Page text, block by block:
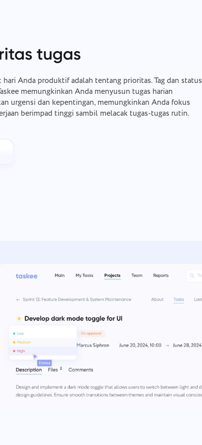
tugas
hari Anda produktif adalah tentang prioritas. Tag dan status
memungkinkan Anda menyusun tugas harian
urgensi dan kepentingan, memungkinkan Anda fokus
berimpad tinggi sambil melacak tugas-tugas rutin.